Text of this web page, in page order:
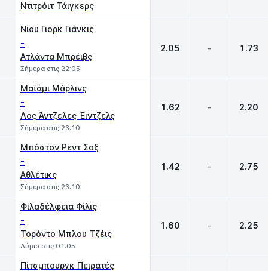
Ντιτρόιτ Τάιγκερς
Νιου Γιορκ Γιάνκις
-
Ατλάντα Μπρέιβς
Σήμερα στις 22:05
2.05 - 1.73
Μαϊάμι Μάρλινς
-
Λος Άντζελες Έιντζελς
Σήμερα στις 23:10
1.62 - 2.20
Μπόστον Ρεντ Σοξ
-
Αθλέτικς
Σήμερα στις 23:10
1.42 - 2.75
Φιλαδέλφεια Φίλις
-
Τορόντο Μπλου Τζέις
Αύριο στις 01:05
1.60 - 2.25
Πίτσμπουργκ Πειρατές